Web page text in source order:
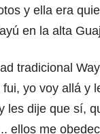
y ella era
en la alta
tradicional
yo voy allá y
les dije que sí,
ellos me